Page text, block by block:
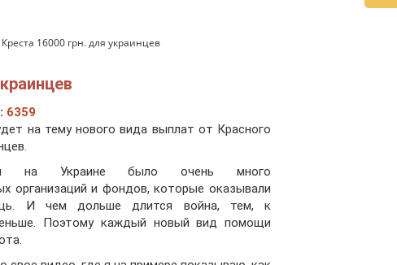
16000 грн. для украинцев
6359
на тему нового вида выплат от Красного
на Украине было очень много
организаций и фондов, которые оказывали
И чем дольше длится война, тем, к
Поэтому каждый новый вид помощи